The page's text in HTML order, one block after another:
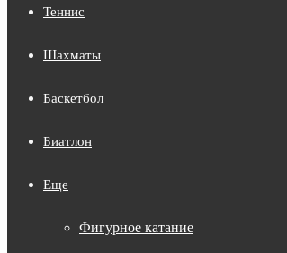
Теннис
Шахматы
Баскетбол
Биатлон
Еще
Фигурное катание